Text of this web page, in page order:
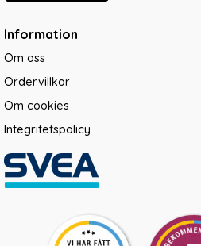
Information
Om oss
Ordervillkor
Om cookies
Integritetspolicy